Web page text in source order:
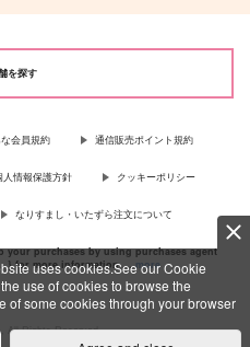
uses cookies.See our Cookie
use of cookies to browse the
of some cookies through your browser
を探す
会員規約 通信販売ポイント規約
人情報保護方針 クッキーポリシー
なりすまし・いたずら注文について
your purchases by using purchases agent
for more information …more
All Rights Reserved.